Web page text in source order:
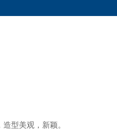
型美观，新颖。